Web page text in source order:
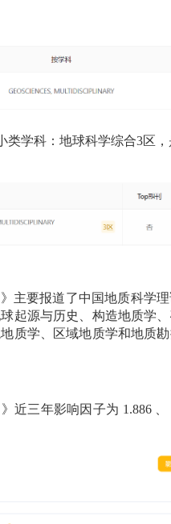
类学科：地球科学综合3区
》主要报道了中国地质科学
起源与历史、构造地质学
质学、区域地质学和地质
》近三年影响因子为 1.886